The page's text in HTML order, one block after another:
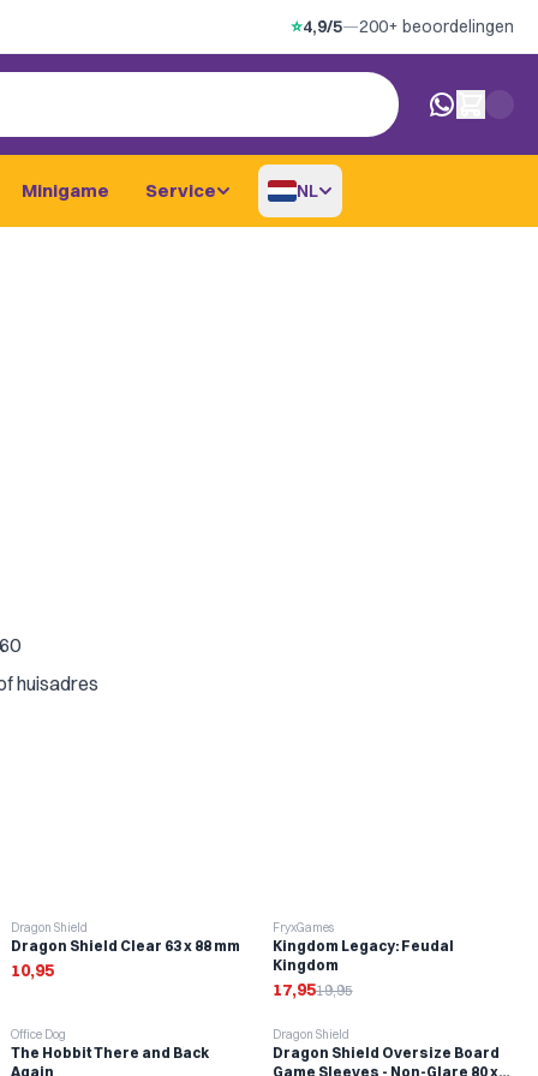
⭐4,9/5—200+ beoordelingen
0 artikelen
Minigame Service NL
huisadres
Dragon Shield
Dragon Shield Clear 63 x 88 mm
10,95
-10%
FryxGames
Kingdom Legacy: Feudal
Kingdom
17,9519,95
-10 %
Office Dog
The Hobbit There and Back
Again
Dragon Shield
Dragon Shield Oversize Board
Game Sleeves - Non-Glare 80 x